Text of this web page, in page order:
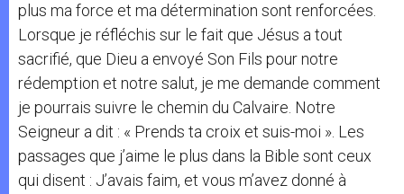
plus ma force et ma détermination sont renforcées.
Lorsque je réfléchis sur le fait que Jésus a tout
sacrifié, que Dieu a envoyé Son Fils pour notre
rédemption et notre salut, je me demande comment
je pourrais suivre le chemin du Calvaire. Notre
Seigneur a dit : « Prends ta croix et suis-moi ». Les
passages que j’aime le plus dans la Bible sont ceux
qui disent : J’avais faim, et vous m’avez donné à